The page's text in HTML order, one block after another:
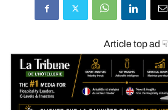
Article top ad ☟